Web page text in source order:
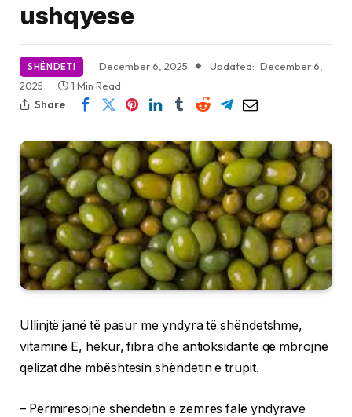
ushqyese
SHËNDETI December 6, 2025 Updated: December 6,
2025
1 Min Read
Share
Ullinjtë janë të pasur me yndyra të shëndetshme,
vitaminë E, hekur, fibra dhe antioksidantë që mbrojnë
qelizat dhe mbështesin shëndetin e trupit.
– Përmirësojnë shëndetin e zemrës falë yndyrave